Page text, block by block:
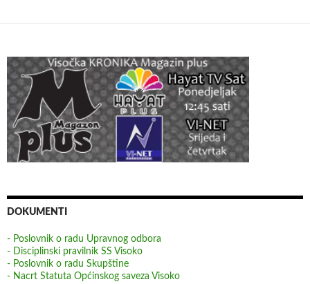
DOKUMENTI
- Poslovnik o radu Upravnog odbora
- Disciplinski pravilnik SS Visoko
- Poslovnik o radu Skupštine
- Nacrt Statuta Općinskog saveza Visoko